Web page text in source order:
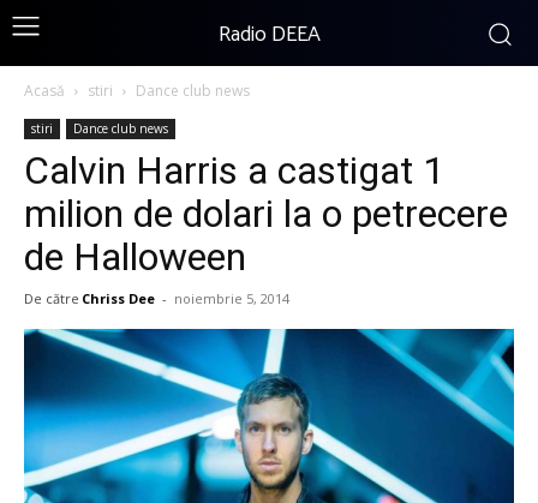
Radio DEEA
Acasă stiri Dance club news
stiri Dance club news
Calvin Harris a castigat 1
milion de dolari la o petrecere
de Halloween
De către Chriss Dee - noiembrie 5, 2014